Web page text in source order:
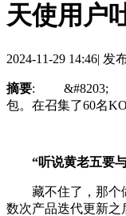
天使用户
2024-11-29 14:46| 发
摘要: &#8203; “听
包。在召集了60名
“听说黄老五要
藏不住了，那个做
数次产品迭代更新之